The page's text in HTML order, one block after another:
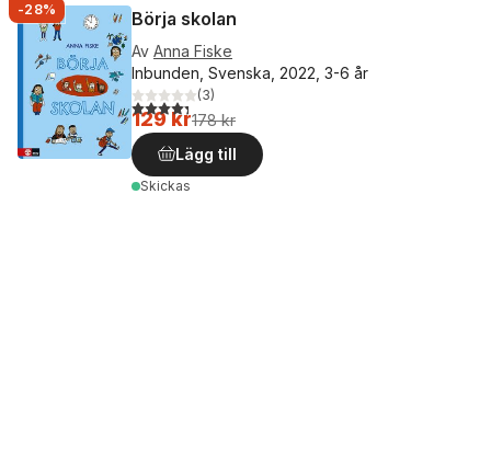
-28% Börja skolan
Av Anna Fiske
Inbunden, Svenska, 2022, 3-6 år
4,3utav 5 stjärnor. Totalt antal röster:
(3)
129 kr178 kr
Lägg till
Skickas